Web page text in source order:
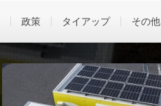
政策 タイアップ その他